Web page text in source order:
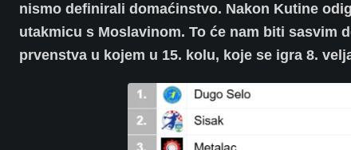
nismo definirali domaćinstvo. Nakon Kutine
utakmicu s Moslavinom. To će nam biti
prvenstva u kojem u 15. kolu, koje se igra 8.